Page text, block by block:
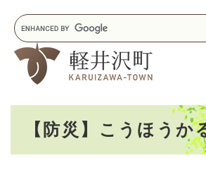
キ
ー
ワ
【防災】こうほうか